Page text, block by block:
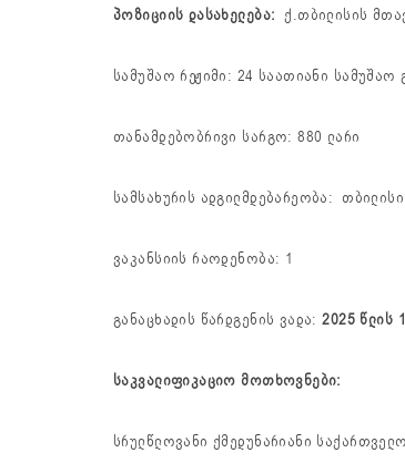
პოზიციის დასახელება: ქ.თბილისის
სამუშაო რეჟიმი: 24 საათიანი
თანამდებობრივი
სამსახურის ადგილმდებარეობა: თბილისი
ვაკანსიის რაოდენობა: 1
განაცხადის წარდგენის ვადა:2025 წლის
საკვალიფიკაციო მოთხოვნები:
სრულწლოვანი ქმედუნარიანი